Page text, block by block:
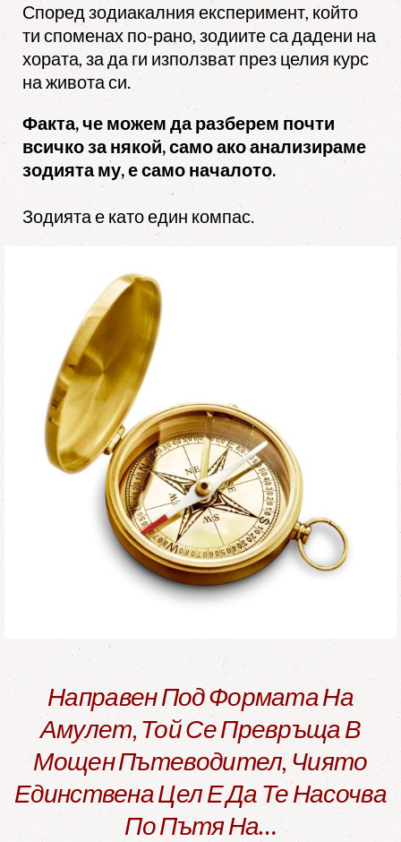
Според зодиакалния експеримент, който
ти споменах по-рано, зодиите са дадени на
хората, за да ги използват през целия курс
на живота си.
Факта, че можем да разберем почти
всичко за някой, само ако анализираме
зодията му, е само началото.
Зодията е като един компас.
Направен Под Формата На
Амулет, Той Се Превръща В
Мощен Пътеводител, Чиято
Единствена Цел Е Да Те Насочва
По Пътя На…